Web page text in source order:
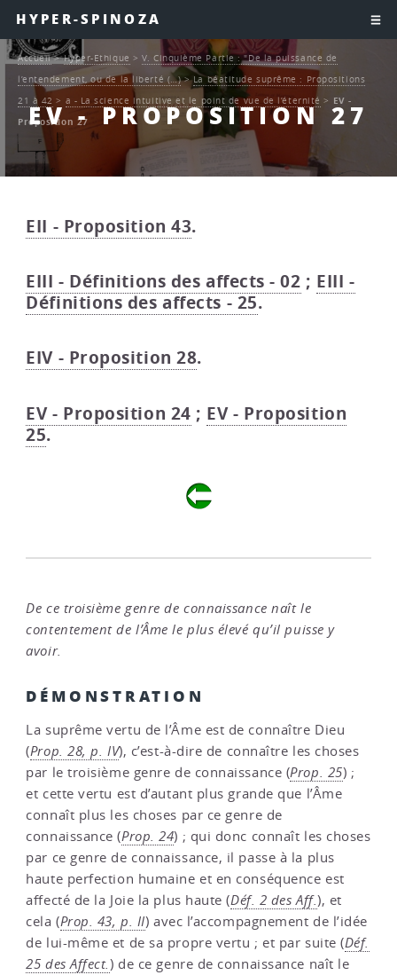
HYPER-SPINOZA
EV - PROPOSITION 27
Accueil>Hyper-Ethique >V. Cinquième Partie : "De la puissance de
l’entendement, ou de la liberté (…)>La béatitude suprême : Propositions
21 à 42 > a - La science intuitive et le point de vue de l’éternité > EV -
Proposition 27
EII - Proposition 43.
EIII - Définitions des affects - 02 ; EIII -
Définitions des affects - 25.
EIV - Proposition 28.
EV - Proposition 24 ; EV - Proposition
25.
De ce troisième genre de connaissance naît le
contentement de l’Âme le plus élevé qu’il puisse y
avoir.
DÉMONSTRATION
La suprême vertu de l’Âme est de connaître Dieu
(Prop. 28, p. IV), c’est-à-dire de connaître les choses
par le troisième genre de connaissance (Prop. 25) ;
et cette vertu est d’autant plus grande que l’Âme
connaît plus les choses par ce genre de
connaissance (Prop. 24) ; qui donc connaît les choses
par ce genre de connaissance, il passe à la plus
haute perfection humaine et en conséquence est
affecté de la Joie la plus haute (Déf. 2 des Aff.), et
cela (Prop. 43, p. II) avec l’accompagnement de l’idée
de lui-même et de sa propre vertu ; et par suite (Déf.
25 des Affect.) de ce genre de connaissance naît le